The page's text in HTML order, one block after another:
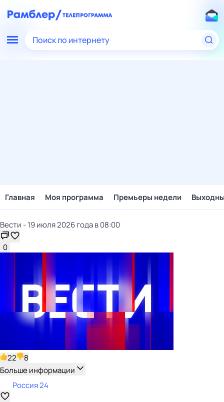
Поиск по интернету
Главная Моя программа Премьеры недели
Вести - 19 июля 2026 года в 08:00
0
22
8
Больше информации
Россия 24